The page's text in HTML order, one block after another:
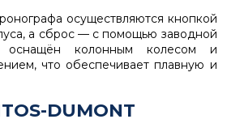
осуществляются кнопкой
а сброс — с помощью заводной
оснащён колонным колесом и
что обеспечивает плавную и
DUMONT